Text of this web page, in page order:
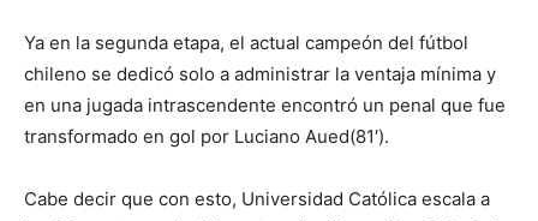
Ya en la segunda etapa, el actual campeón del fútbol
chileno se dedicó solo a administrar la ventaja mínima y
en una jugada intrascendente encontró un penal que fue
transformado en gol por Luciano Aued(81′).
Cabe decir que con esto, Universidad Católica escala a